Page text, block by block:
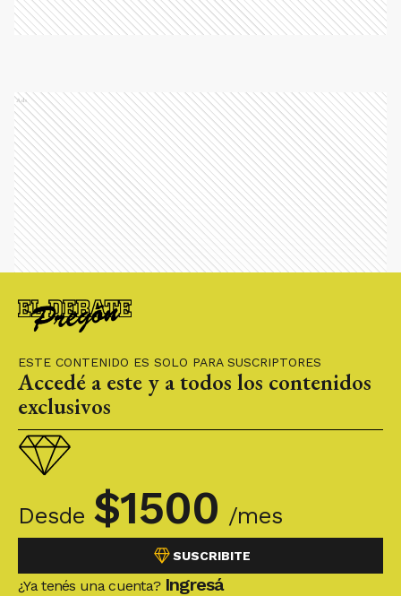
ESTE CONTENIDO ES SOLO PARA SUSCRIPTORES
Accedé a este y a todos los contenidos
exclusivos
Desde $1500 /mes
SUSCRIBITE
¿Ya tenés una cuenta? Ingresá
Ads